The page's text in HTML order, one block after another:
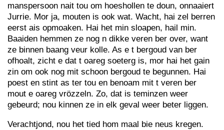
manspersoon nait tou om hoeshollen te doun, onnaaiert
Jurrie. Mor ja, mouten is ook wat. Wacht, hai zel berren
eerst ais opmoaken. Hai het min sloapen, hail min.
Baaiden hemmen ze nog n dikke veren ber over, want
ze binnen baang veur kolle. As e t bergoud van ber
ofhoalt, zicht e dat t oareg soeterg is, mor hai het gain
zin om ook nog mit schoon bergoud te begunnen. Hai
poest en stint as ter tou en benoam mit t veren ber
mout e oareg vrözzeln. Zo, dat is teminzen weer
gebeurd; nou kinnen ze in elk geval weer beter liggen.
Verachtjond, nou het tied hom maal bie neus kregen.